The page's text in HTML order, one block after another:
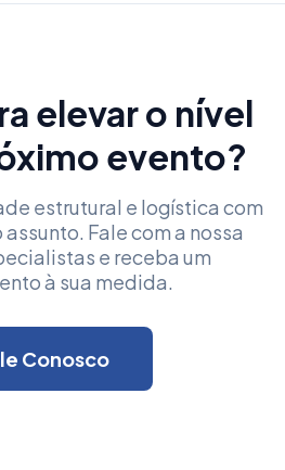
elevar o nível
evento?
estrutural e logística com
Fale com a nossa
e receba um
à sua medida.
Conosco